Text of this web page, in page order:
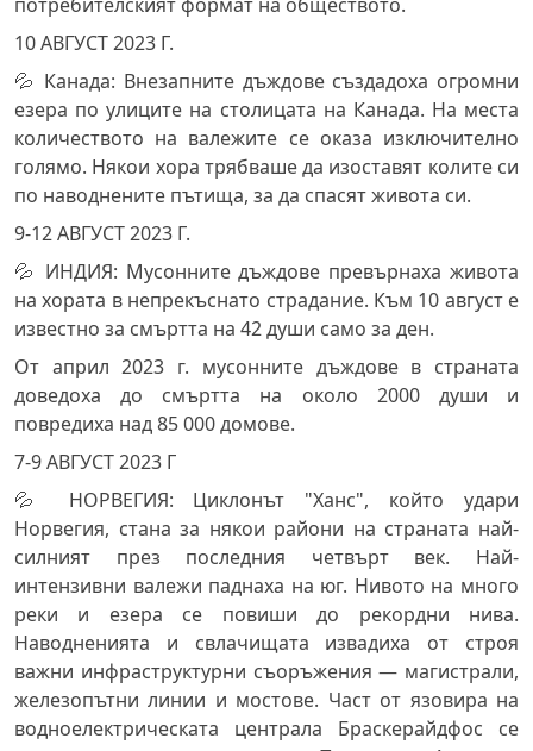
10 АВГУСТ 2023 Г.
💦 Канада: Внезапните дъждове създадоха огромни
езера по улиците на столицата на Канада. На места
количеството на валежите се оказа изключително
голямо. Някои хора трябваше да изоставят колите си
по наводнените пътища, за да спасят живота си.
9-12 АВГУСТ 2023 Г.
💦 ИНДИЯ: Мусонните дъждове превърнаха живота
на хората в непрекъснато страдание. Към 10 август е
известно за смъртта на 42 души само за ден.
От април 2023 г. мусонните дъждове в страната
доведоха до смъртта на около 2000 души и
повредиха над 85 000 домове.
7-9 АВГУСТ 2023 Г
💦 НОРВЕГИЯ: Циклонът "Ханс", който удари
Норвегия, стана за някои райони на страната най-
силният през последния четвърт век. Най-
интензивни валежи паднаха на юг. Нивото на много
реки и езера се повиши до рекордни нива.
Наводненията и свлачищата извадиха от строя
важни инфраструктурни съоръжения — магистрали,
железопътни линии и мостове. Част от язовира на
водноелектрическата централа Браскерайдфос се